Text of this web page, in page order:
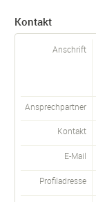
Kontakt
Anschrift
Ansprechpartner
Kontakt
E-Mail
Profiladresse